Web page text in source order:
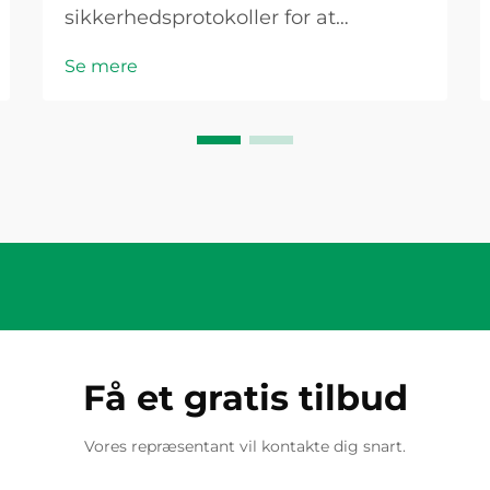
sikkerhedsprotokoller for at
ejendom mod elektriske farer, der er
kvalitets-PV-adskillelseskontakt
Se mere
Få et gratis tilbud
Vores repræsentant vil kontakte dig snart.